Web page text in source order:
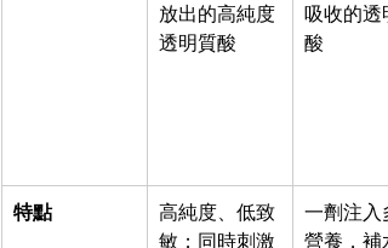
放出的高純度
透明質酸
吸收的透
酸
特點
高純度、低致
敏；同時刺激
一劑注入
營養，補